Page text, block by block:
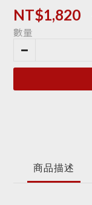
NT$1,820
數量
商品描述